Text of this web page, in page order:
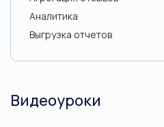
Аналитика
Выгрузка отчетов
Видеоуроки